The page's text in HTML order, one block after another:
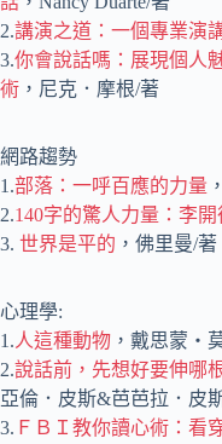
2.講演之道：一個專業演
3.你會說話嗎：展現個人
術 ，尼克．摩根/著
網路趨勢
1.部落：一呼百應的力量
2.140字的驚人力量：李
3. 世界是平的 ，佛里曼/著
心理學:
1.人這種動物 ，戴思蒙‧
2.說話前，先想好要伸哪
亞倫．皮斯&芭芭拉．皮
3. ＦＢＩ教你讀心術：看